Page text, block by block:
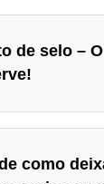
de selo –
como